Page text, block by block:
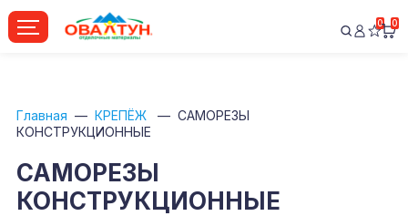
0 0
Главная КРЕПЁЖ
САМОРЕЗЫ
КОНСТРУКЦИОННЫЕ
САМОРЕЗЫ
КОНСТРУКЦИОННЫЕ